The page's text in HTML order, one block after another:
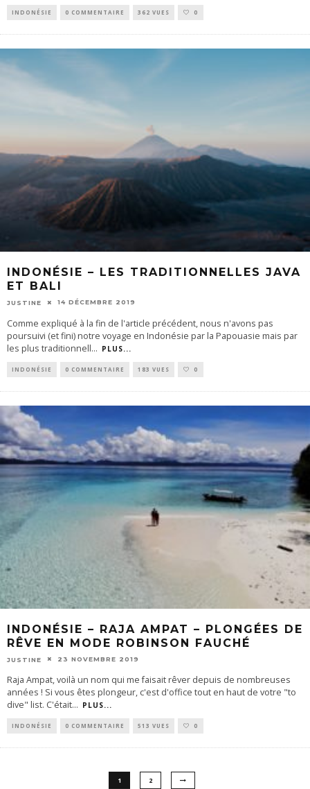
INDONÉSIE 0 COMMENTAIRE 362 VUES 0
INDONÉSIE – LES TRADITIONNELLES JAVA
ET BALI
JUSTINE 14 DÉCEMBRE 2019
Comme expliqué à la fin de l'article précédent, nous n'avons pas
poursuivi (et fini) notre voyage en Indonésie par la Papouasie mais par
les plus traditionnell... PLUS...
INDONÉSIE 0 COMMENTAIRE 183 VUES 0
INDONÉSIE – RAJA AMPAT – PLONGÉES DE
RÊVE EN MODE ROBINSON FAUCHÉ
JUSTINE 23 NOVEMBRE 2019
Raja Ampat, voilà un nom qui me faisait rêver depuis de nombreuses
années ! Si vous êtes plongeur, c'est d'office tout en haut de votre "to
dive" list. C'était... PLUS...
INDONÉSIE 0 COMMENTAIRE 513 VUES 0
1 2